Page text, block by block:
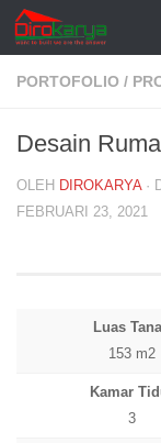
Skip to content
PORTOFOLIO /
Desain
OLEH DIROKARYA ·
FEBRUARI 23, 2021
Luas
153 m2
Kamar
3